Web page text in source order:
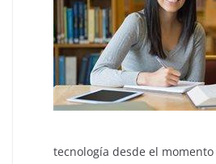
tecnología desde el